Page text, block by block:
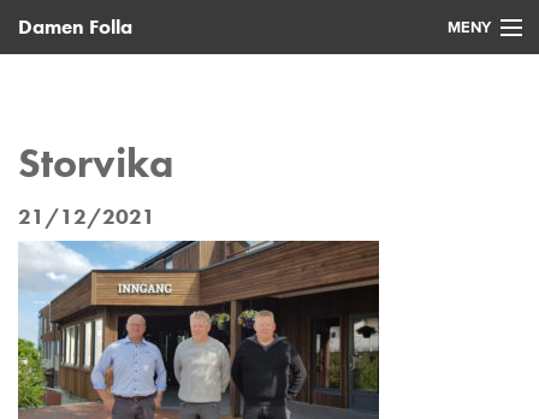
Damen Folla MENY
Service
Nyheter
Kontakt
Storvika
21/12/2021